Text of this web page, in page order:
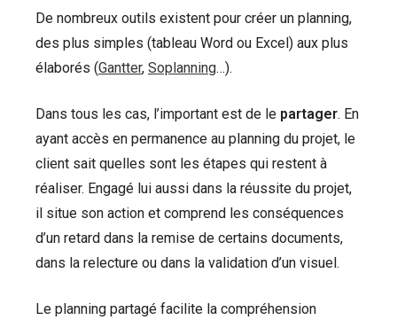
De nombreux outils existent pour créer un planning,
des plus simples (tableau Word ou Excel) aux plus
élaborés (Gantter, Soplanning…).
Dans tous les cas, l’important est de le partager. En
ayant accès en permanence au planning du projet, le
client sait quelles sont les étapes qui restent à
réaliser. Engagé lui aussi dans la réussite du projet,
il situe son action et comprend les conséquences
d’un retard dans la remise de certains documents,
dans la relecture ou dans la validation d’un visuel.
Le planning partagé facilite la compréhension